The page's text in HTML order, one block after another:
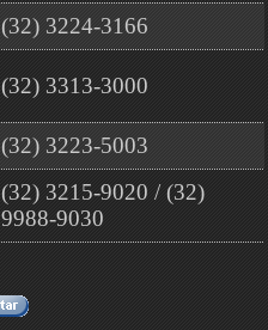
(32) 3224-3166
(32) 3313-3000
(32) 3223-5003
(32) 3215-9020 / (32)
9988-9030